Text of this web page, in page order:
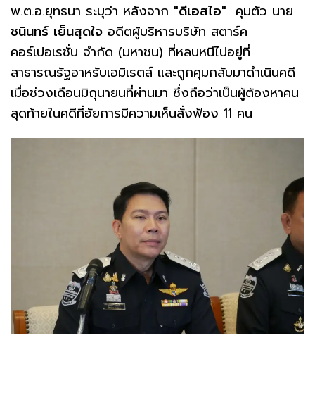
พ.ต.อ.ยุทธนา ระบุว่า หลังจาก "ดีเอสไอ" คุมตัว นาย
ชนินทร์ เย็นสุดใจ อดีตผู้บริหารบริษัท สตาร์ค
คอร์เปอเรชั่น จำกัด (มหาชน) ที่หลบหนีไปอยู่ที่
สาธารณรัฐอาหรับเอมิเรตส์ และถูกคุมกลับมาดำเนินคดี
เมื่อช่วงเดือนมิถุนายนที่ผ่านมา ซึ่งถือว่าเป็นผู้ต้องหาคน
สุดท้ายในคดีที่อัยการมีความเห็นสั่งฟ้อง 11 คน